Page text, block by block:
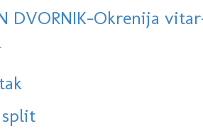
DVORNIK-Okrenija